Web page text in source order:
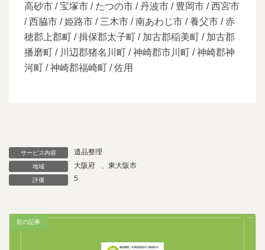
高砂市 / 宝塚市 / たつの市 / 丹波市 / 豊岡市 / 西宮市
/ 西脇市 / 姫路市 / 三木市 / 南あわじ市 / 養父市 / 赤
穂郡上郡町 / 揖保郡太子町 / 加古郡稲美町 / 加古郡
播磨町 / 川辺郡猪名川町 / 神崎郡市川町 / 神崎郡神
河町 / 神崎郡福崎町 / 佐用
サービス内容 遺品整理
地域 大阪府 、 東大阪市
評価 5
前の記事